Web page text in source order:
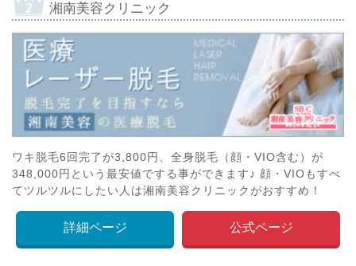
湘南美容クリニック
ワキ脱毛6回完了が3,800円、全身脱毛（顔・VIO含む）が
348,000円という最安値でする事ができます♪ 顔・VIOもすべ
てツルツルにしたい人は湘南美容クリニックがおすすめ！
詳細ページ 公式ページ